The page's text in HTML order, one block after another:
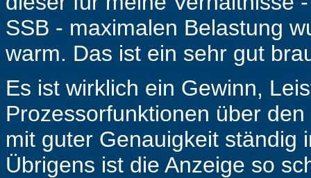
SSB - maximalen Belastung
warm. Das ist ein sehr gut
Es ist wirklich ein Gewinn,
Prozessorfunktionen über
mit guter Genauigkeit ständig
Übrigens ist die Anzeige so